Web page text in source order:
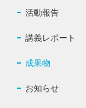
活動報告
講義レポート
成果物
お知らせ